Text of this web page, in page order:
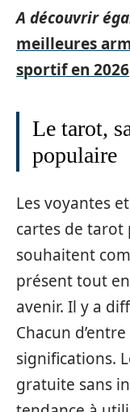
A découvrir
meilleures
sportif en 2026
Le tarot,
populaire
Les voyantes
cartes de tarot
souhaitent
présent tout
avenir. Il y a
Chacun
significations.
gratuite sans